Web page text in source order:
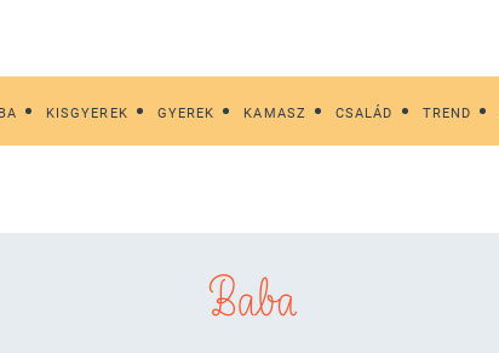
KISGYEREK GYEREK KAMASZ CSALÁD TREND
Baba